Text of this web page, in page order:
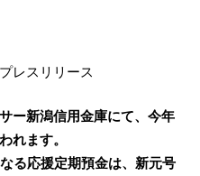
レスリリース
ー新潟信用金庫にて、今年
れます。
る応援定期預金は、新元号